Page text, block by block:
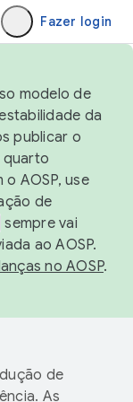
Fazer login
modelo de
da
publicar o
quarto
AOSP, use
de
sempre vai
ao AOSP.
no AOSP.
de
As